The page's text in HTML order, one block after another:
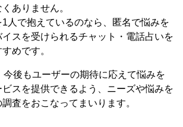
ありません。
1人で抱えているのなら、匿名で悩みを
スを受けられるチャット・電話占いを
めです。
今後もユーザーの期待に応えて悩みを
スを提供できるよう、ニーズや悩みを
査をおこなってまいります。